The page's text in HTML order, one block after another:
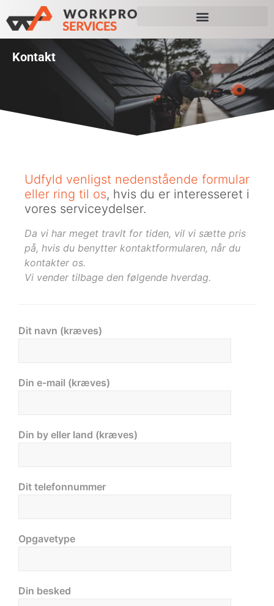
Kontakt
Udfyld venligst nedenstående formular
eller ring til os, hvis du er interesseret i
vores serviceydelser.
Da vi har meget travlt for tiden, vil vi sætte pris
på, hvis du benytter kontaktformularen, når du
kontakter os.
Vi vender tilbage den følgende hverdag.
Dit navn (kræves)
Din e-mail (kræves)
Din by eller land (kræves)
Dit telefonnummer
Opgavetype
Din besked